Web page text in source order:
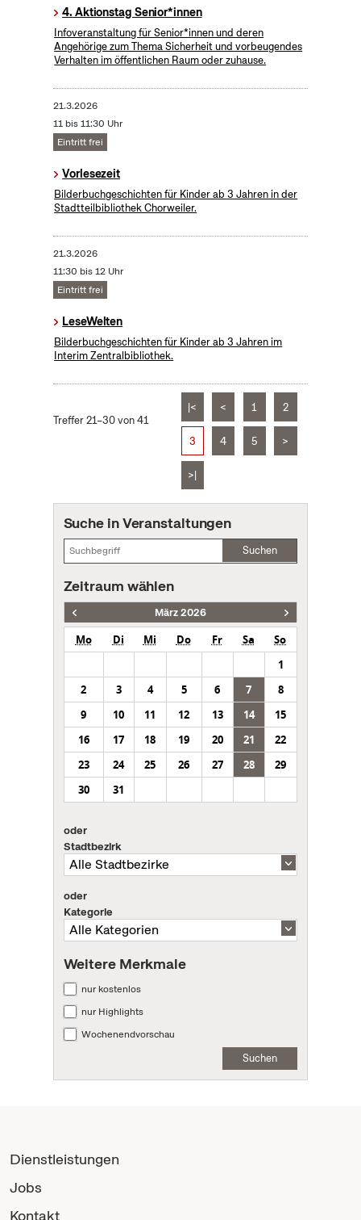
4. Aktionstag Senior*innen
Infoveranstaltung für Senior*innen und deren
Angehörige zum Thema Sicherheit und vorbeugendes
Verhalten im öffentlichen Raum oder zuhause.
21.3.2026
11 bis 11:30 Uhr
Eintritt frei
Vorlesezeit
Bilderbuchgeschichten für Kinder ab 3 Jahren in der
Stadtteilbibliothek Chorweiler.
21.3.2026
11:30 bis 12 Uhr
Eintritt frei
LeseWelten
Bilderbuchgeschichten für Kinder ab 3 Jahren im
Interim Zentralbibliothek.
Treffer 21–30 von 41
|< < 1 2
3 4 5 >
>|
Suche in Veranstaltungen
Suchen
Zeitraum wählen
März 2026
Mo Di Mi Do Fr Sa
So
1
2
3 4 5 6 7
8
9
10 11 12 13 14
15
16
17 18 19 20 21
22
23
24 25 26 27 28
29
30
31
oder
Stadtbezirk
oder
Kategorie
Weitere Merkmale
nur kostenlos
nur Highlights
Wochenendvorschau
Suchen
Dienstleistungen
Jobs
Kontakt